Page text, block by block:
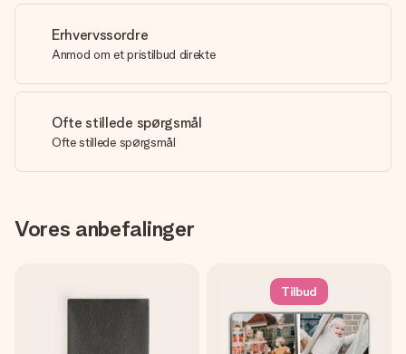
Erhvervssordre
Anmod om et pristilbud direkte
Ofte stillede spørgsmål
Ofte stillede spørgsmål
Vores anbefalinger
Tilbud